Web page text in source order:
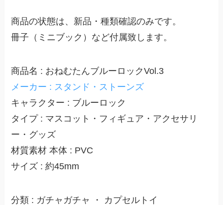
商品の状態は、新品・種類確認のみです。
冊子（ミニブック）など付属致します。
商品名 : おねむたんブルーロックVol.3
メーカー : スタンド・ストーンズ
キャラクター : ブルーロック
タイプ : マスコット・フィギュア・アクセサリ
ー・グッズ
材質素材 本体 : PVC
サイズ : 約45mm
分類 : ガチャガチャ ・ カプセルトイ